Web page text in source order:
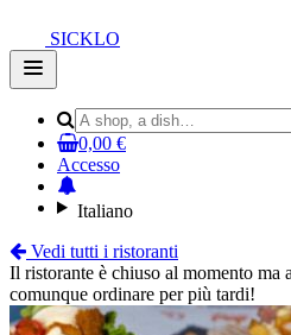
SICKLO
Open
main
0,00 €
Accesso
Italiano
Vedi tutti i ristoranti
Il ristorante è chiuso al momento ma
comunque ordinare per più tardi!